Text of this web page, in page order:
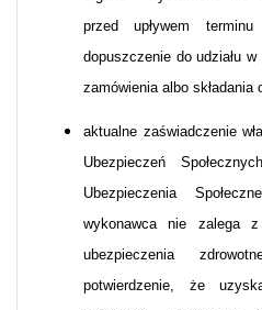
przed upływem
dopuszczenie do udziału
zamówienia albo składania
aktualne zaświadczenie
Ubezpieczeń
Ubezpieczenia
wykonawca nie zalega z
ubezpieczenia
potwierdzenie, że